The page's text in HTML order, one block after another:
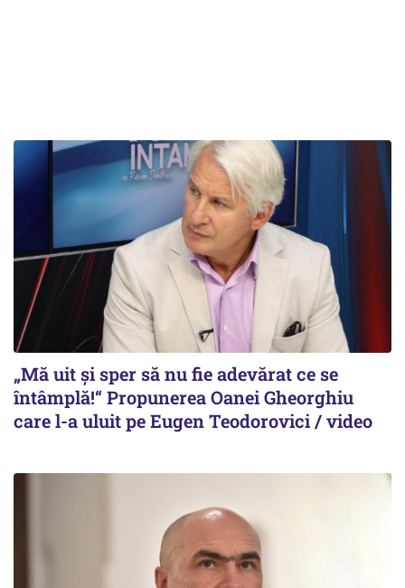
„Mă uit și sper să nu fie adevărat ce se
întâmplă!“ Propunerea Oanei Gheorghiu
care l-a uluit pe Eugen Teodorovici / video